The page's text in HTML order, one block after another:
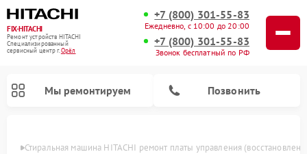
FIX-HITACHI
Ремонт устройств HITACHI
Специализированный
cервисный центр г.Орёл
+7 (800) 301-55-83
Ежедневно, с 10:00 до 20:00
+7 (800) 301-55-83
Звонок бесплатный по РФ
Мы ремонтируем Позвонить
Стиральная машина HITACHI ремонт платы управления